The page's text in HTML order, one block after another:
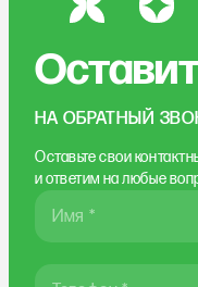
НА ОБРАТНЫЙ
Оставьте свои
и ответим на любые
Имя *